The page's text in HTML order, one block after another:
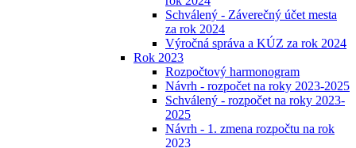
Schválený - Záverečný účet mesta
za rok 2024
Výročná správa a KÚZ za rok 2024
Rok 2023
Rozpočtový harmonogram
Návrh - rozpočet na roky 2023-2025
Schválený - rozpočet na roky 2023-
2025
Návrh - 1. zmena rozpočtu na rok
2023